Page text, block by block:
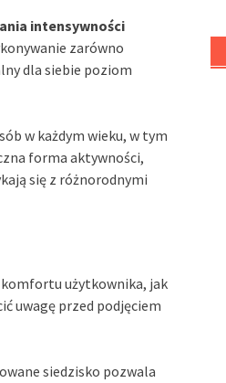
intensywności
zarówno
dla siebie poziom
w każdym wieku, w tym
forma aktywności,
się z różnorodnymi
użytkownika, jak
uwagę przed podjęciem
siedzisko pozwala